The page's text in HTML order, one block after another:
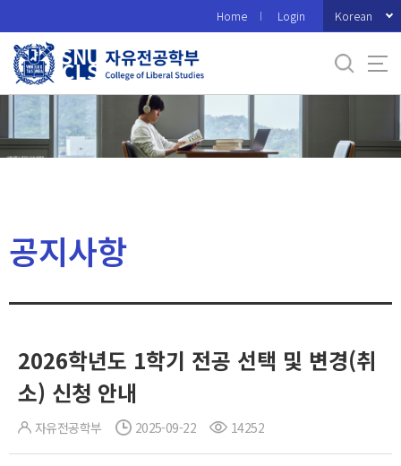
로
메
Home Login Korean
공지사항
2026학년도 1학기 전공 선택 및 변경(취
소) 신청 안내
자유전공학부 2025-09-22 14252